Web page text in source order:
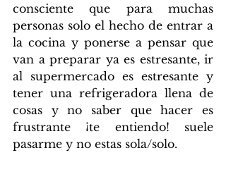
consciente que para muchas
personas solo el hecho de entrar a
la cocina y ponerse a pensar que
van a preparar ya es estresante, ir
al supermercado es estresante y
tener una refrigeradora llena de
cosas y no saber que hacer es
frustrante ¡te entiendo! suele
pasarme y no estas sola/solo.